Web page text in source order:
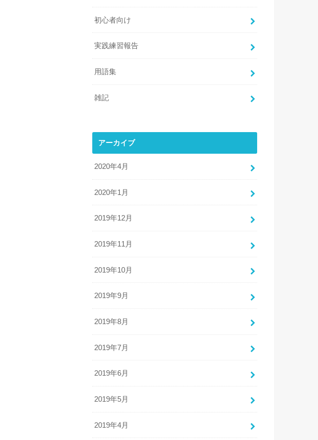
初心者向け
実践練習報告
用語集
雑記
アーカイブ
2020年4月
2020年1月
2019年12月
2019年11月
2019年10月
2019年9月
2019年8月
2019年7月
2019年6月
2019年5月
2019年4月